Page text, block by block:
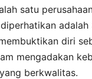
satu
adalah
diri
mengadakan
berkwalitas.